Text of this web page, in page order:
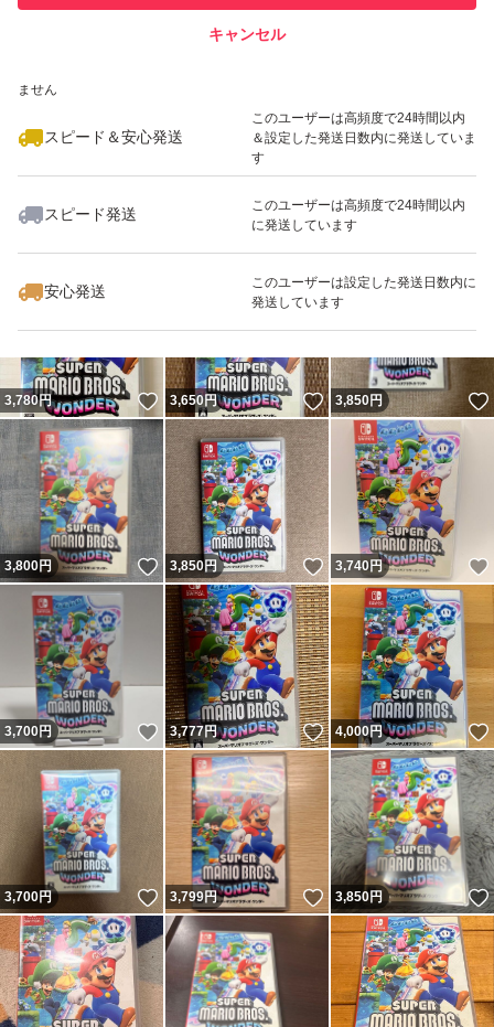
ません
スピード＆安心発送
このユーザーは高頻度で24時間以内
＆設定した発送日数内に発送していま
す
スピード発送
このユーザーは高頻度で24時間以内
に発送しています
安心発送
このユーザーは設定した発送日数内に
発送しています
キャンセル
いいね！
3,850
3,780円 いいね！
3,650円 いいね！
3,850円
3,800円 いいね！
3,850円 いいね！
3,740円
3,700円 いいね！
3,777円 いいね！
4,000円
3,700円 いいね！
3,799円 いいね！
3,850円